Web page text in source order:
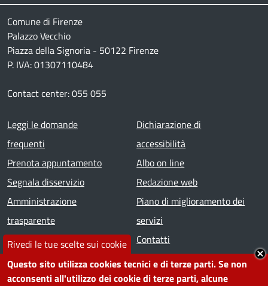
Rivedi le tue scelte sui cookie
Questo sito utilizza cookies tecnici e di terze parti. Se non
acconsenti all'utilizzo dei cookie di terze parti, alcune
Comune di Firenze
Palazzo Vecchio
Piazza della Signoria - 50122 Firenze
P. IVA: 01307110484
Contact center: 055 055
Footer menu
Leggi le domande
frequenti
Prenota appuntamento
Segnala disservizio
Amministrazione
trasparente
Note legali
Dichiarazione di
accessibilità
Albo on line
Redazione web
Piano di miglioramento dei
servizi
Contatti
SEGUICI SU